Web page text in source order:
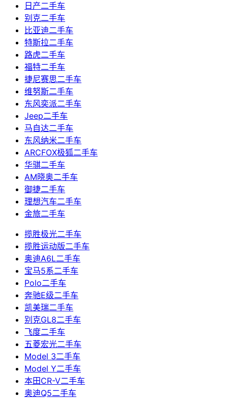
日产二手车
别克二手车
比亚迪二手车
特斯拉二手车
路虎二手车
福特二手车
捷尼赛思二手车
维努斯二手车
东风奕派二手车
Jeep二手车
马自达二手车
东风纳米二手车
ARCFOX极狐二手车
华骐二手车
AM晓奥二手车
御捷二手车
理想汽车二手车
金旅二手车
揽胜极光二手车
揽胜运动版二手车
奥迪A6L二手车
宝马5系二手车
Polo二手车
奔驰E级二手车
凯美瑞二手车
别克GL8二手车
飞度二手车
五菱宏光二手车
Model 3二手车
Model Y二手车
本田CR-V二手车
奥迪Q5二手车